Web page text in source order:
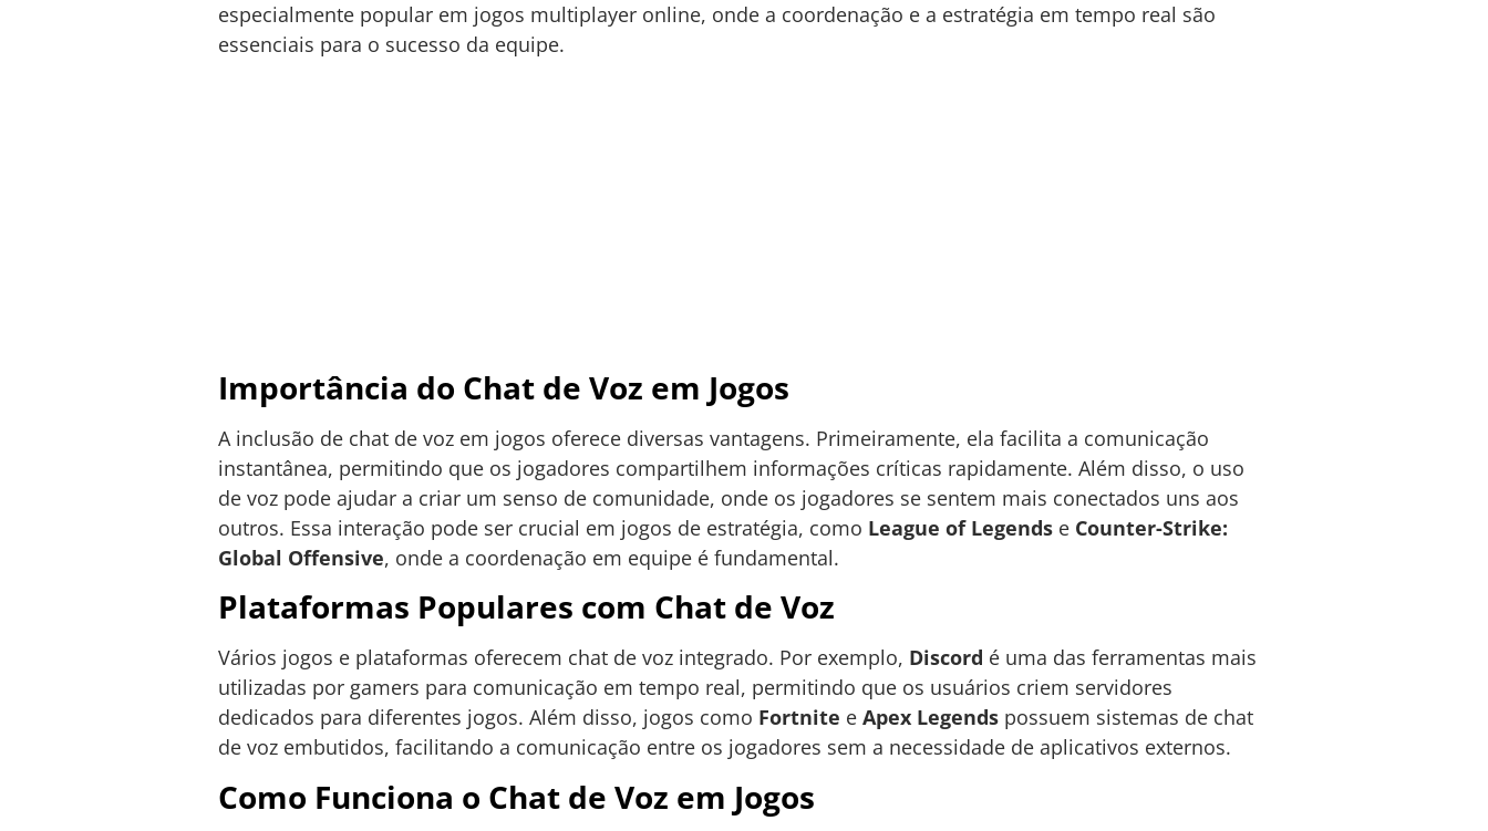
especialmente popular em jogos multiplayer online, onde a coordenação e a estratégia em tempo real são
essenciais para o sucesso da equipe.
Importância do Chat de Voz em Jogos
A inclusão de chat de voz em jogos oferece diversas vantagens. Primeiramente, ela facilita a comunicação
instantânea, permitindo que os jogadores compartilhem informações críticas rapidamente. Além disso, o uso
de voz pode ajudar a criar um senso de comunidade, onde os jogadores se sentem mais conectados uns aos
outros. Essa interação pode ser crucial em jogos de estratégia, como League of Legends e Counter-Strike:
Global Offensive, onde a coordenação em equipe é fundamental.
Plataformas Populares com Chat de Voz
Vários jogos e plataformas oferecem chat de voz integrado. Por exemplo, Discord é uma das ferramentas mais
utilizadas por gamers para comunicação em tempo real, permitindo que os usuários criem servidores
dedicados para diferentes jogos. Além disso, jogos como Fortnite e Apex Legends possuem sistemas de chat
de voz embutidos, facilitando a comunicação entre os jogadores sem a necessidade de aplicativos externos.
Como Funciona o Chat de Voz em Jogos